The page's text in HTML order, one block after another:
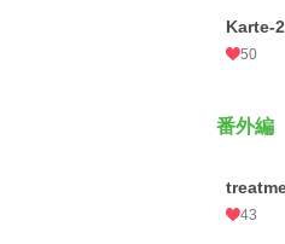
Karte-
50
番外編
43